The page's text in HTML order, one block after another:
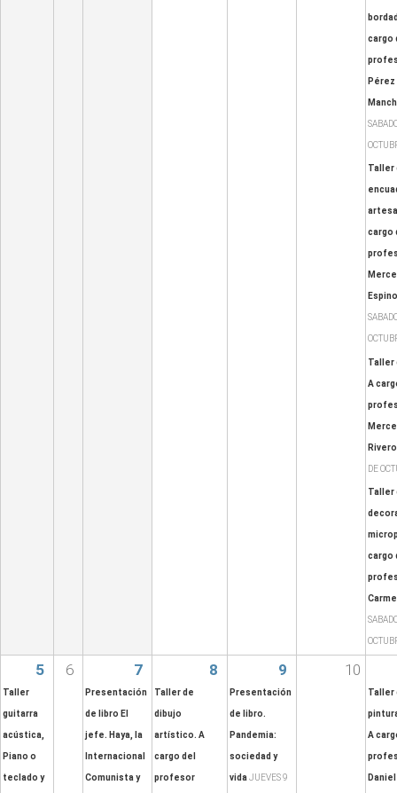
cargo
Pérez
Taller
cargo
Taller
A
Rivero
DE
Taller
cargo
5 6 7 8 9 10
Taller
guitarra
acústica,
Piano o
teclado y
Presentación
de libro El
jefe. Haya, la
Internacional
Comunista y
Taller de
dibujo
artístico. A
cargo del
profesor
Presentación
de libro.
Pandemia:
sociedad y
vidaJUEVES 9
Taller
A
Daniel